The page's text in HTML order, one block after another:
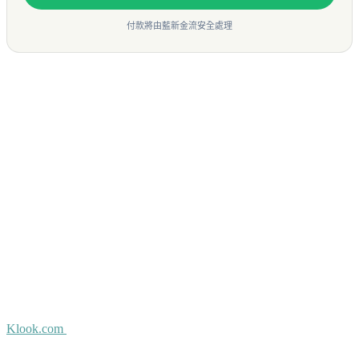
付款將由藍新金流安全處理
Klook.com